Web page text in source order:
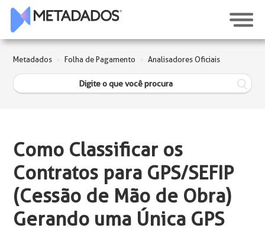
Metadados Folha de Pagamento Analisadores Oficiais
Como Classificar os
Contratos para GPS/SEFIP
(Cessão de Mão de Obra)
Gerando uma Única GPS